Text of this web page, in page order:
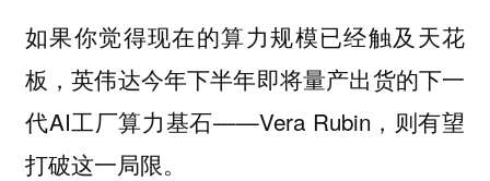
如果你觉得现在的算力规模已经触及天花
板，英伟达今年下半年即将量产出货的下一
代AI工厂算力基石——Vera Rubin，则有望
打破这一局限。